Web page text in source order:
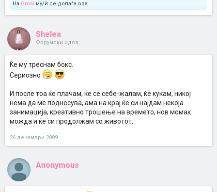
На Gmai му/ѝ се допаѓа ова.
Shelea
Форумски идол
Ќе му треснам бокс.
Сериозно
И после тоа ќе плачам, ќе се себе-жалам, ќе кукам, никој
нема да ме поднесува, ама на крај ќе си најдам некоја
занимација, креативно трошење на времето, нов момак
можда и ќе си продолжам со животот.
26 декември 2009
Anonymous